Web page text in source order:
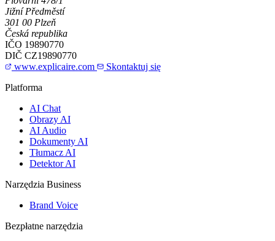
Jižní Předměstí
301 00 Plzeň
Česká republika
IČO 19890770
DIČ CZ19890770
www.explicaire.com
Skontaktuj się
Platforma
AI Chat
Obrazy AI
AI Audio
Dokumenty AI
Tłumacz AI
Detektor AI
Narzędzia Business
Brand Voice
Bezpłatne narzędzia